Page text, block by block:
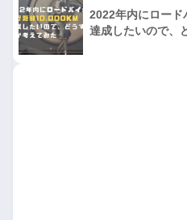
2022年内にロー
達成したいので、